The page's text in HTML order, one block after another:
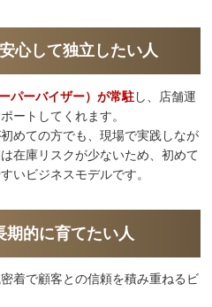
心して独立したい人
パーバイザー）が常駐 し、店舗運
ートしてくれます。
めての方でも、現場で実践しなが
在庫リスクが少ないため、初めて
いビジネスモデルです。
期的に育てたい人
着で顧客との信頼を積み重ねるビ